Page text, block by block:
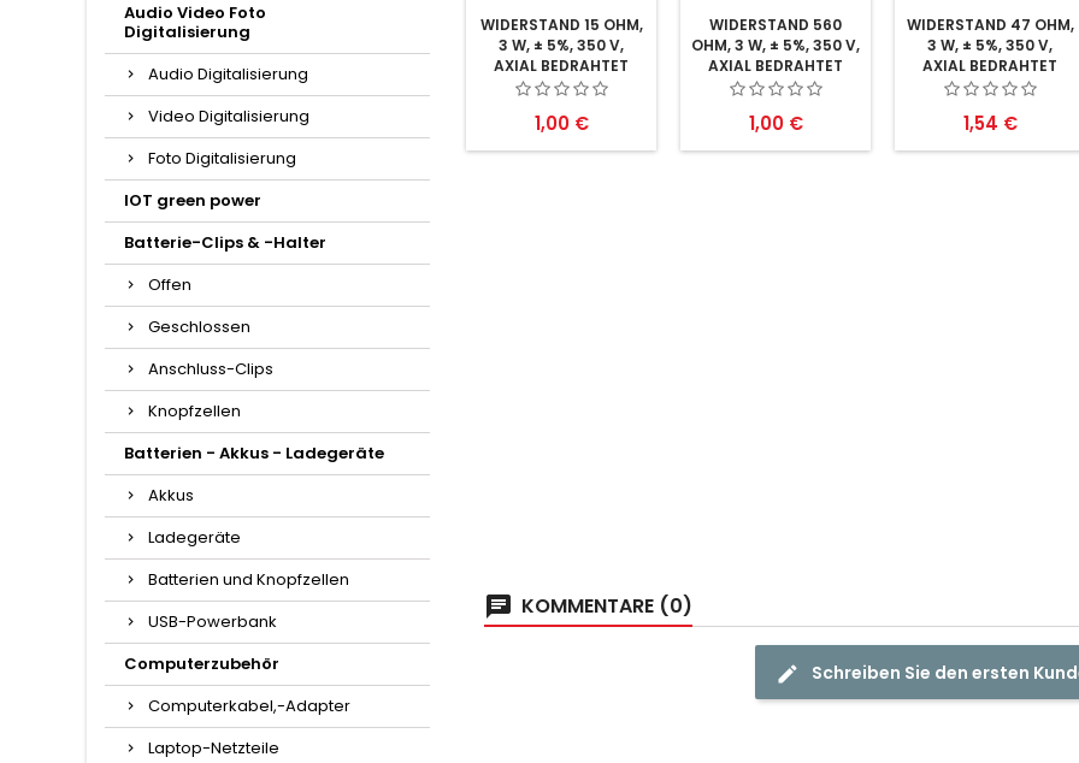
Audio Video Foto
Digitalisierung
Audio Digitalisierung
Video Digitalisierung
Foto Digitalisierung
IOT green power
Batterie-Clips & -Halter
Offen
Geschlossen
Anschluss-Clips
Knopfzellen
Batterien - Akkus - Ladegeräte
Akkus
Ladegeräte
Batterien und Knopfzellen
USB-Powerbank
Computerzubehör
Computerkabel,-Adapter
Laptop-Netzteile
WIDERSTAND 15 OHM,
3 W, ± 5%, 350 V,
AXIAL BEDRAHTET
Preis
1,00 €
WIDERSTAND 560
OHM, 3 W, ± 5%, 350 V,
AXIAL BEDRAHTET
Preis
1,00 €
WIDERSTAND 47 OHM,
3 W, ± 5%, 350 V,
AXIAL BEDRAHTET
Preis
1,54 €
KOMMENTARE (0)
Schreiben Sie den ersten